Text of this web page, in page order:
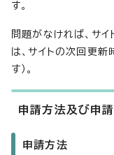
す。
問題がなければ、サイ
は、サイトの次回更
す）。
申請方法及び申
申請方法